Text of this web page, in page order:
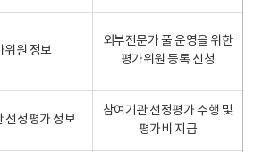
위원 정보
외부전문가 풀 운영을 위한
평가위원 등록 신청
선정평가 정보
참여기관 선정평가 수행 및
평가비 지급